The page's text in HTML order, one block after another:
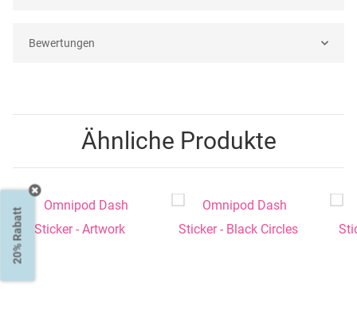
Bewertungen
Ähnliche Produkte
20% Rabatt